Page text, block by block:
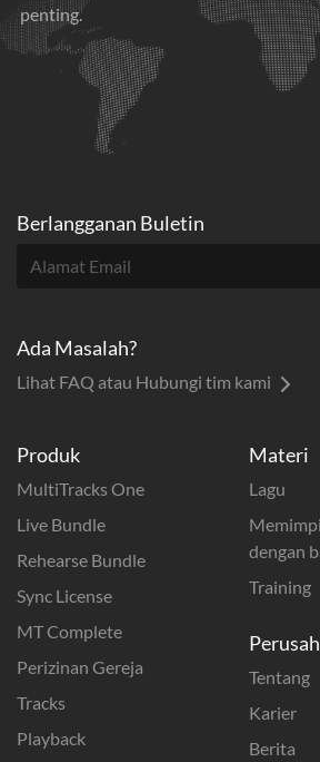
penting.
Produk
MultiTracks One
Live Bundle
Rehearse Bundle
Sync License
MT Complete
Perizinan Gereja
Tracks
Playback
Materi
Lagu
dengan
Training
Tentang
Karier
Berita
Berlangganan Buletin
Ada Masalah?
Lihat FAQ atau Hubungi tim kami